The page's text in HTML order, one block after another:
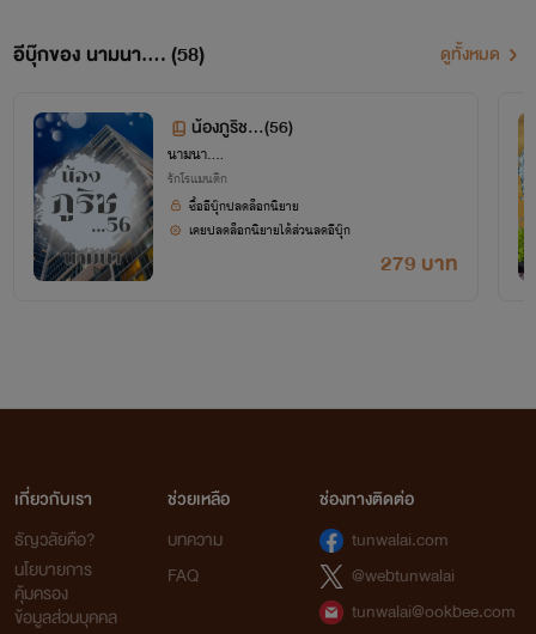
อีบุ๊กของ นามนา.... (58) ดูทั้งหมด
น้องภูริช...(56)
นามนา....
รักโรแมนติก
279 บาท
ซื้ออีบุ๊กปลดล็อกนิยาย
เคยปลดล็อกนิยายได้ส่วนลดอีบุ๊ก
เกี่ยวกับเรา
ธัญวลัยคือ?
นโยบายการ
คุ้มครอง
ข้อมูลส่วนบุคคล
ช่วยเหลือ
บทความ
FAQ
ช่องทางติดต่อ
tunwalai.com
@webtunwalai
tunwalai@ookbee.com